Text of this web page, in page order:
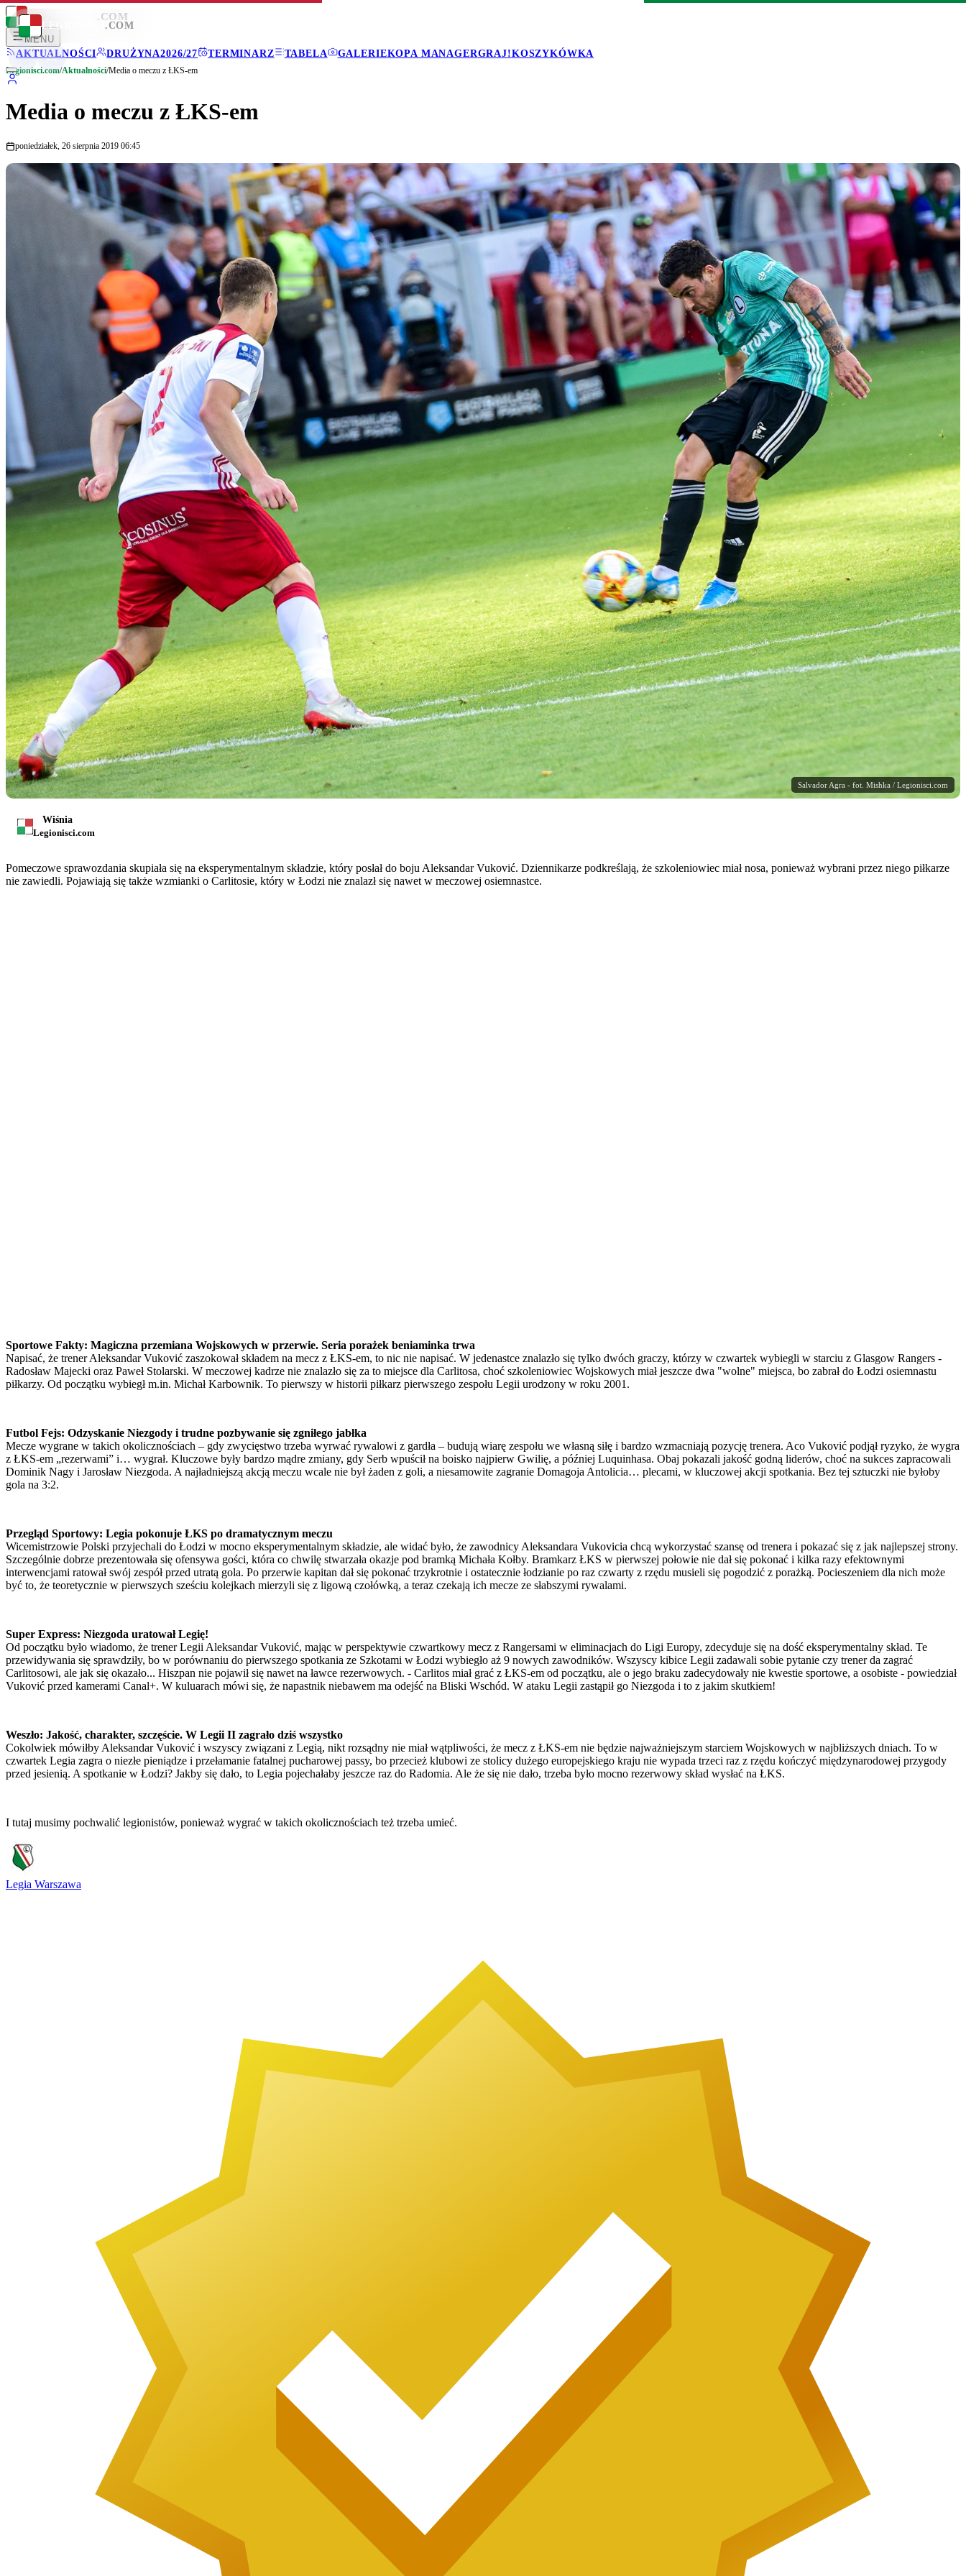
LEGIONISCI .COM
MENU
AKTUALNOŚCI
DRUŻYNA2026/27 TERMINARZ TABELA GALERIEKOPA MANAGERGRAJ!KOSZYKÓWKA
LEGIONISCI .COM
Legionisci.com/Aktualności/Media o meczu z ŁKS-em
Media o meczu z ŁKS-em
poniedziałek, 26 sierpnia 2019 06:45
Salvador Agra - fot. Mishka / Legionisci.com
Wiśnia
Legionisci.com
Pomeczowe sprawozdania skupiała się na eksperymentalnym składzie, który posłał do boju Aleksandar Vuković. Dziennikarze podkreślają, że szkoleniowiec miał nosa, ponieważ wybrani przez niego piłkarze
nie zawiedli. Pojawiają się także wzmianki o Carlitosie, który w Łodzi nie znalazł się nawet w meczowej osiemnastce.
Sportowe Fakty: Magiczna przemiana Wojskowych w przerwie. Seria porażek beniaminka trwa
Napisać, że trener Aleksandar Vuković zaszokował składem na mecz z ŁKS-em, to nic nie napisać. W jedenastce znalazło się tylko dwóch graczy, którzy w czwartek wybiegli w starciu z Glasgow Rangers -
Radosław Majecki oraz Paweł Stolarski. W meczowej kadrze nie znalazło się za to miejsce dla Carlitosa, choć szkoleniowiec Wojskowych miał jeszcze dwa "wolne" miejsca, bo zabrał do Łodzi osiemnastu
piłkarzy. Od początku wybiegł m.in. Michał Karbownik. To pierwszy w historii piłkarz pierwszego zespołu Legii urodzony w roku 2001.
Futbol Fejs: Odzyskanie Niezgody i trudne pozbywanie się zgniłego jabłka
Mecze wygrane w takich okolicznościach – gdy zwycięstwo trzeba wyrwać rywalowi z gardła – budują wiarę zespołu we własną siłę i bardzo wzmacniają pozycję trenera. Aco Vuković podjął ryzyko, że wygra
z ŁKS-em „rezerwami” i… wygrał. Kluczowe były bardzo mądre zmiany, gdy Serb wpuścił na boisko najpierw Gwilię, a później Luquinhasa. Obaj pokazali jakość godną liderów, choć na sukces zapracowali
Dominik Nagy i Jarosław Niezgoda. A najładniejszą akcją meczu wcale nie był żaden z goli, a niesamowite zagranie Domagoja Antolicia… plecami, w kluczowej akcji spotkania. Bez tej sztuczki nie byłoby
gola na 3:2.
Przegląd Sportowy: Legia pokonuje ŁKS po dramatycznym meczu
Wicemistrzowie Polski przyjechali do Łodzi w mocno eksperymentalnym składzie, ale widać było, że zawodnicy Aleksandara Vukovicia chcą wykorzystać szansę od trenera i pokazać się z jak najlepszej strony.
Szczególnie dobrze prezentowała się ofensywa gości, która co chwilę stwarzała okazje pod bramką Michała Kołby. Bramkarz ŁKS w pierwszej połowie nie dał się pokonać i kilka razy efektownymi
interwencjami ratował swój zespół przed utratą gola. Po przerwie kapitan dał się pokonać trzykrotnie i ostatecznie łodzianie po raz czwarty z rzędu musieli się pogodzić z porażką. Pocieszeniem dla nich może
być to, że teoretycznie w pierwszych sześciu kolejkach mierzyli się z ligową czołówką, a teraz czekają ich mecze ze słabszymi rywalami.
Super Express: Niezgoda uratował Legię!
Od początku było wiadomo, że trener Legii Aleksandar Vuković, mając w perspektywie czwartkowy mecz z Rangersami w eliminacjach do Ligi Europy, zdecyduje się na dość eksperymentalny skład. Te
przewidywania się sprawdziły, bo w porównaniu do pierwszego spotkania ze Szkotami w Łodzi wybiegło aż 9 nowych zawodników. Wszyscy kibice Legii zadawali sobie pytanie czy trener da zagrać
Carlitosowi, ale jak się okazało... Hiszpan nie pojawił się nawet na ławce rezerwowych. - Carlitos miał grać z ŁKS-em od początku, ale o jego braku zadecydowały nie kwestie sportowe, a osobiste - powiedział
Vuković przed kamerami Canal+. W kuluarach mówi się, że napastnik niebawem ma odejść na Bliski Wschód. W ataku Legii zastąpił go Niezgoda i to z jakim skutkiem!
Weszło: Jakość, charakter, szczęście. W Legii II zagrało dziś wszystko
Cokolwiek mówiłby Aleksandar Vuković i wszyscy związani z Legią, nikt rozsądny nie miał wątpliwości, że mecz z ŁKS-em nie będzie najważniejszym starciem Wojskowych w najbliższych dniach. To w
czwartek Legia zagra o niezłe pieniądze i przełamanie fatalnej pucharowej passy, bo przecież klubowi ze stolicy dużego europejskiego kraju nie wypada trzeci raz z rzędu kończyć międzynarodowej przygody
przed jesienią. A spotkanie w Łodzi? Jakby się dało, to Legia pojechałaby jeszcze raz do Radomia. Ale że się nie dało, trzeba było mocno rezerwowy skład wysłać na ŁKS.
I tutaj musimy pochwalić legionistów, ponieważ wygrać w takich okolicznościach też trzeba umieć.
Legia Warszawa